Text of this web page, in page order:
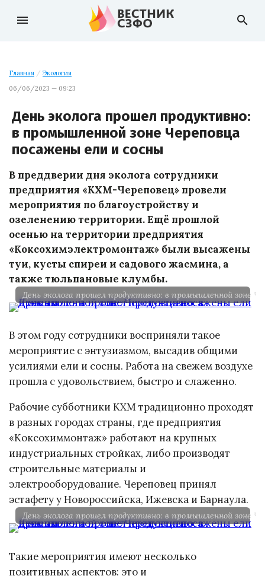
menu search
Главная / Экология
06/06/2023 — 09:23
День эколога прошел продуктивно:
в промышленной зоне Череповца
посажены ели и сосны
В преддверии дня эколога сотрудники
предприятия «КХМ-Череповец» провели
мероприятия по благоустройству и
озеленению территории. Ещё прошлой
осенью на территории предприятия
«Коксохимэлектромонтаж» были высажены
туи, кусты спиреи и садового жасмина, а
также тюльпановые клумбы.
День эколога прошел продуктивно: в промышленной зоне
В этом году сотрудники восприняли такое
мероприятие с энтузиазмом, высадив общими
усилиями ели и сосны. Работа на свежем воздухе
прошла с удовольствием, быстро и слаженно.
Рабочие субботники КХМ традиционно проходят
в разных городах страны, где предприятия
«Коксохиммонтаж» работают на крупных
индустриальных стройках, либо производят
строительные материалы и
электрооборудование. Череповец принял
эстафету у Новороссийска, Ижевска и Барнаула.
День эколога прошел продуктивно: в промышленной зоне
Такие мероприятия имеют несколько
позитивных аспектов: это и